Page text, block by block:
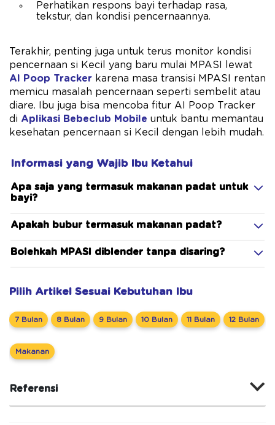
Perhatikan respons bayi terhadap rasa,
tekstur, dan kondisi pencernaannya.
Terakhir, penting juga untuk terus monitor kondisi
pencernaan si Kecil yang baru mulai MPASI lewat
AI Poop Tracker karena masa transisi MPASI rentan
memicu masalah pencernaan seperti sembelit atau
diare. Ibu juga bisa mencoba fitur AI Poop Tracker
di Aplikasi Bebeclub Mobile untuk bantu memantau
kesehatan pencernaan si Kecil dengan lebih mudah.
Informasi yang Wajib Ibu Ketahui
Apa saja yang termasuk makanan padat untuk
bayi?
Apakah bubur termasuk makanan padat?
Bolehkah MPASI diblender tanpa disaring?
Pilih Artikel Sesuai Kebutuhan Ibu
7 Bulan 8 Bulan 9 Bulan 10 Bulan 11 Bulan 12 Bulan
Makanan
Referensi